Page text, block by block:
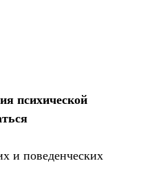
психической
и поведенческих